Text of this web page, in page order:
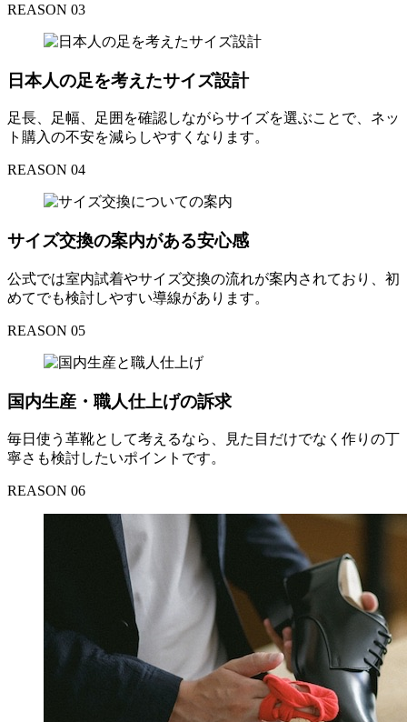
REASON 03
日本人の足を考えたサイズ設計
足長、足幅、足囲を確認しながらサイズを選ぶことで、ネッ
ト購入の不安を減らしやすくなります。
REASON 04
サイズ交換の案内がある安心感
公式では室内試着やサイズ交換の流れが案内されており、初
めてでも検討しやすい導線があります。
REASON 05
国内生産・職人仕上げの訴求
毎日使う革靴として考えるなら、見た目だけでなく作りの丁
寧さも検討したいポイントです。
REASON 06